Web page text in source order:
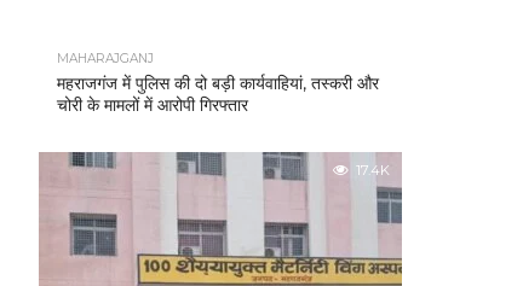
MAHARAJGANJ
महराजगंज में पुलिस की दो बड़ी कार्यवाहियां, तस्करी और
चोरी के मामलों में आरोपी गिरफ्तार
17.4K